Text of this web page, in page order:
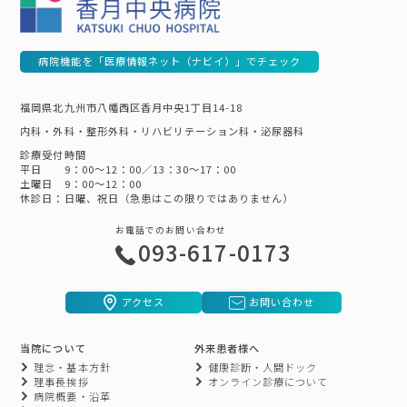
病院機能を「医療情報ネット（ナビイ）」でチェック
福岡県北九州市八幡西区香月中央1丁目14-18
内科・外科・整形外科・リハビリテーション科・泌尿器科
診療受付時間
平日 9：00～12：00／13：30～17：00
土曜日 9：00～12：00
休診日：日曜、祝日（急患はこの限りではありません）
お電話でのお問い合わせ
093-617-0173
アクセス お問い合わせ
当院について
理念・基本方針
理事長挨拶
病院概要・沿革
外来患者様へ
健康診断・人間ドック
オンライン診療について